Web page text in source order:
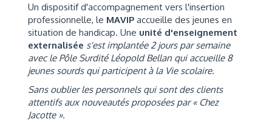
Un dispositif d'accompagnement vers l'insertion
professionnelle, le MAVIP accueille des jeunes en
situation de handicap. Une unité d'enseignement
externalisée s'est implantée 2 jours par semaine
avec le Pôle Surdité Léopold Bellan qui accueille 8
jeunes sourds qui participent à la Vie scolaire.
Sans oublier les personnels qui sont des clients
attentifs aux nouveautésproposées par « Chez
Jacotte ».